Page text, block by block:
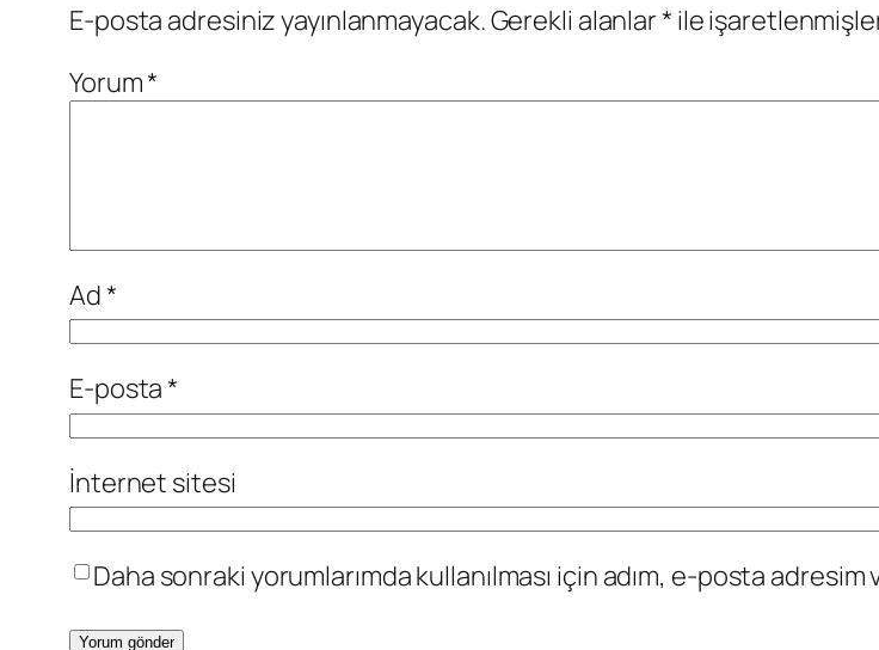
E-posta adresiniz yayınlanmayacak.Gerekli alanlar* ile
Yorum*
Ad*
E-posta*
İnternet sitesi
Daha sonraki yorumlarımda kullanılması için adım, e-posta